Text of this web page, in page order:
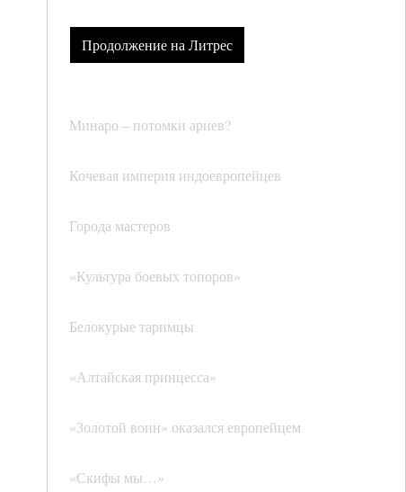
Продолжение на Литрес
Минаро – потомки ариев?
Кочевая империя индоевропейцев
Города мастеров
«Культура боевых топоров»
Белокурые таримцы
«Алтайская принцесса»
«Золотой воин» оказался европейцем
«Скифы мы…»